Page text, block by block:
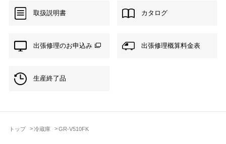
トップ 冷蔵庫 GR-V510FK
取扱説明書 カタログ
出張修理のお申込み 出張修理概算料金表
生産終了品